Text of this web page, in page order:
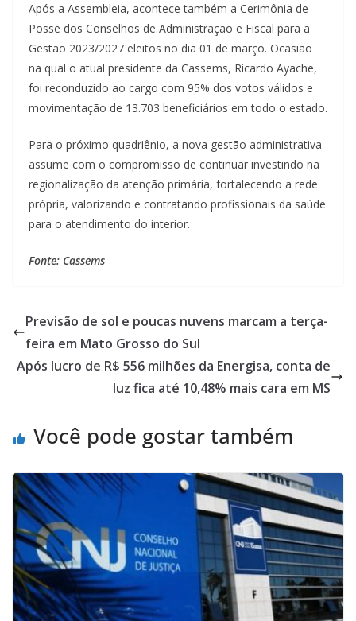
Após a Assembleia, acontece também a Cerimônia de
Posse dos Conselhos de Administração e Fiscal para a
Gestão 2023/2027 eleitos no dia 01 de março. Ocasião
na qual o atual presidente da Cassems, Ricardo Ayache,
foi reconduzido ao cargo com 95% dos votos válidos e
movimentação de 13.703 beneficiários em todo o estado.
Para o próximo quadriênio, a nova gestão administrativa
assume com o compromisso de continuar investindo na
regionalização da atenção primária, fortalecendo a rede
própria, valorizando e contratando profissionais da saúde
para o atendimento do interior.
Fonte: Cassems
Previsão de sol e poucas nuvens marcam a terça-
feira em Mato Grosso do Sul
Após lucro de R$ 556 milhões da Energisa, conta de
luz fica até 10,48% mais cara em MS
Você pode gostar também